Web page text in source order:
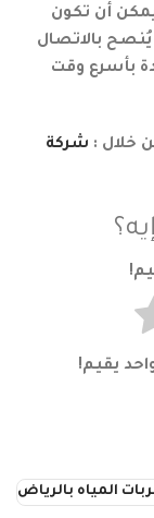
أن تكون
يُنصح بالاتصال
بأسرع وقت
خلال : شركة
يقيم!
المياه بالرياض